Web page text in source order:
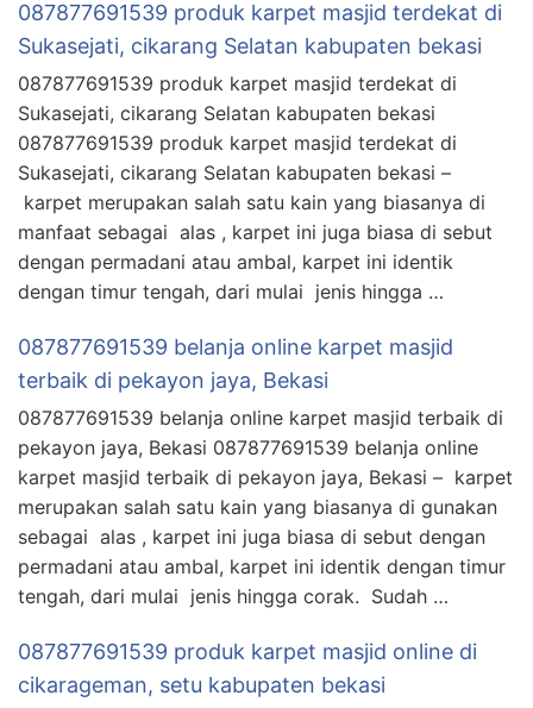
087877691539 produk karpet masjid terdekat di
Sukasejati, cikarang Selatan kabupaten bekasi
087877691539 produk karpet masjid terdekat di
Sukasejati, cikarang Selatan kabupaten bekasi
087877691539 produk karpet masjid terdekat di
Sukasejati, cikarang Selatan kabupaten bekasi –
karpet merupakan salah satu kain yang biasanya di
manfaat sebagai alas , karpet ini juga biasa di sebut
dengan permadani atau ambal, karpet ini identik
dengan timur tengah, dari mulai jenis hingga …
087877691539 belanja online karpet masjid
terbaik di pekayon jaya, Bekasi
087877691539 belanja online karpet masjid terbaik di
pekayon jaya, Bekasi 087877691539 belanja online
karpet masjid terbaik di pekayon jaya, Bekasi – karpet
merupakan salah satu kain yang biasanya di gunakan
sebagai alas , karpet ini juga biasa di sebut dengan
permadani atau ambal, karpet ini identik dengan timur
tengah, dari mulai jenis hingga corak. Sudah …
087877691539 produk karpet masjid online di
cikarageman, setu kabupaten bekasi